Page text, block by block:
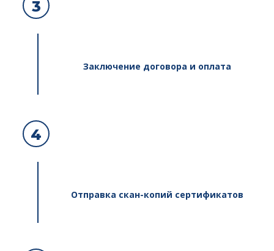
3
Заключение договора и оплата
4
Отправка скан-копий сертификатов